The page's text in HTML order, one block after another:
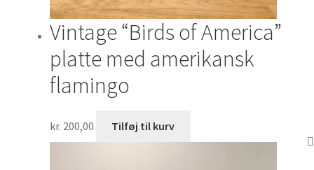
Vintage “Birds of America”
platte med amerikansk
flamingo
kr. 200,00 Tilføj til kurv